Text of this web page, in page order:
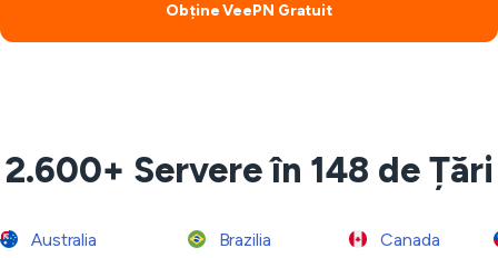
Obține VeePN Gratuit
2.600+ Servere în 148 de Țări
Australia Brazilia Canada